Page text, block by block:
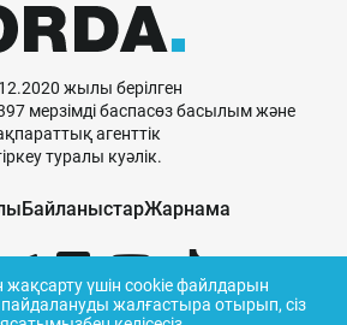
жылы берілген
мерзімді баспасөз басылым және
агенттік
туралы куәлік.
БайланыстарЖарнама
үшін cookie файлдарын
жалғастыра отырып, сіз